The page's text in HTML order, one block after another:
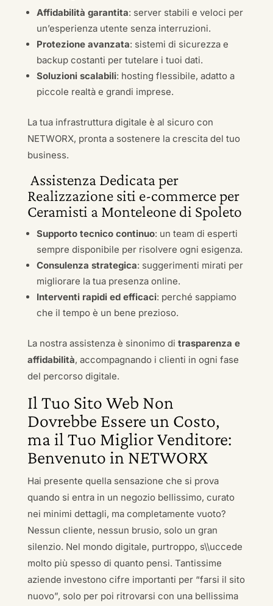
Affidabilità garantita: server stabili e veloci per
un’esperienza utente senza interruzioni.
Protezione avanzata: sistemi di sicurezza e
backup costanti per tutelare i tuoi dati.
Soluzioni scalabili: hosting flessibile, adatto a
piccole realtà e grandi imprese.
La tua infrastruttura digitale è al sicuro con
NETWORX, pronta a sostenere la crescita del tuo
business.
Assistenza Dedicata per
Realizzazione siti e-commerce per
Ceramisti a Monteleone di Spoleto
Supporto tecnico continuo: un team di esperti
sempre disponibile per risolvere ogni esigenza.
Consulenza strategica: suggerimenti mirati per
migliorare la tua presenza online.
Interventi rapidi ed efficaci: perché sappiamo
che il tempo è un bene prezioso.
La nostra assistenza è sinonimo di trasparenza e
affidabilità, accompagnando i clienti in ogni fase
del percorso digitale.
Il Tuo Sito Web Non
Dovrebbe Essere un Costo,
ma il Tuo Miglior Venditore:
Benvenuto in NETWORX
Hai presente quella sensazione che si prova
quando si entra in un negozio bellissimo, curato
nei minimi dettagli, ma completamente vuoto?
Nessun cliente, nessun brusio, solo un gran
silenzio. Nel mondo digitale, purtroppo, s\\uccede
molto più spesso di quanto pensi. Tantissime
aziende investono cifre importanti per “farsi il sito
nuovo”, solo per poi ritrovarsi con una bellissima